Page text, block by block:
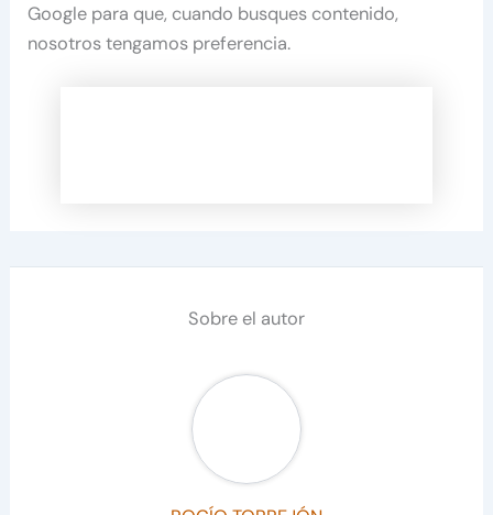
Google para que, cuando busques contenido,
nosotros tengamos preferencia.
Sobre el autor